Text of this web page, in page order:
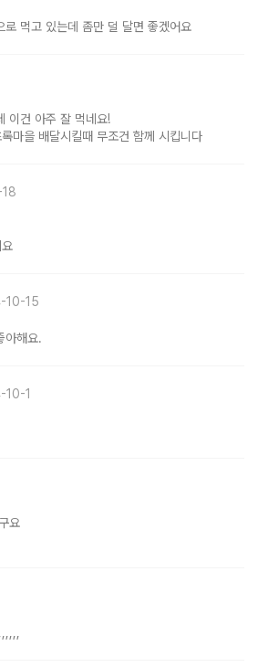
로 먹고 있는데 좀만 덜 달면 좋겠어요
이건 아주 잘 먹네요!
마을 배달시킬때 무조건 함께 시킵니다
10-15
아해요.
10-1
요